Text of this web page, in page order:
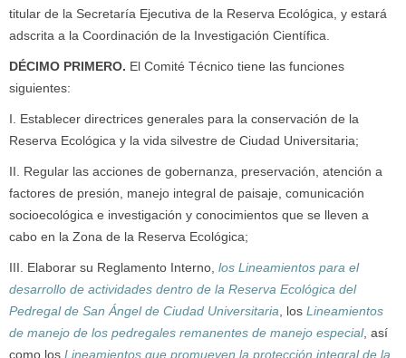
titular de la Secretaría Ejecutiva de la Reserva Ecológica, y estará
adscrita a la Coordinación de la Investigación Científica.
DÉCIMO PRIMERO. El Comité Técnico tiene las funciones
siguientes:
I. Establecer directrices generales para la conservación de la
Reserva Ecológica y la vida silvestre de Ciudad Universitaria;
II. Regular las acciones de gobernanza, preservación, atención a
factores de presión, manejo integral de paisaje, comunicación
socioecológica e investigación y conocimientos que se lleven a
cabo en la Zona de la Reserva Ecológica;
III. Elaborar su Reglamento Interno, los Lineamientos para el
desarrollo de actividades dentro de la Reserva Ecológica del
Pedregal de San Ángel de Ciudad Universitaria , los Lineamientos
de manejo de los pedregales remanentes de manejo especial, así
como los Lineamientos que promueven la protección integral de la